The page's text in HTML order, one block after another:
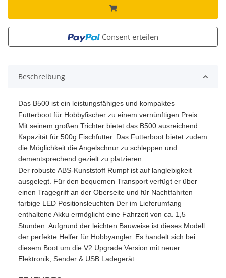
Consent erteilen
Beschreibung
Das B500 ist ein leistungsfähiges und kompaktes
Futterboot für Hobbyfischer zu einem vernünftigen Preis.
Mit seinem großen Trichter bietet das B500 ausreichend
Kapazität für 500g Fischfutter. Das Futterboot bietet zudem
die Möglichkeit die Angelschnur zu schleppen und
dementsprechend gezielt zu platzieren.
Der robuste ABS-Kunststoff Rumpf ist auf langlebigkeit
ausgelegt. Für den bequemen Transport verfügt er über
einen Tragegriff an der Oberseite und für Nachtfahrten
farbige LED Positionsleuchten Der im Lieferumfang
enthaltene Akku ermöglicht eine Fahrzeit von ca. 1,5
Stunden. Aufgrund der leichten Bauweise ist dieses Modell
der perfekte Helfer für Hobbyangler. Es handelt sich bei
diesem Boot um die V2 Upgrade Version mit neuer
Elektronik, Sender & USB Ladegerät.